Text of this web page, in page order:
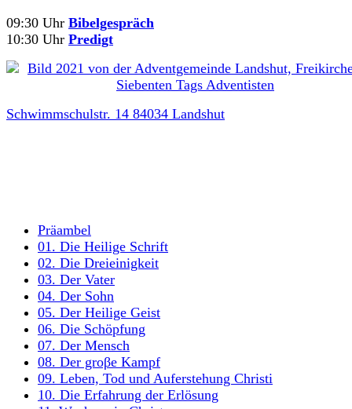
09:30 Uhr Bibelgespräch
10:30 Uhr Predigt
Schwimmschulstr. 14 84034 Landshut
Präambel
01. Die Heilige Schrift
02. Die Dreieinigkeit
03. Der Vater
04. Der Sohn
05. Der Heilige Geist
06. Die Schöpfung
07. Der Mensch
08. Der groβe Kampf
09. Leben, Tod und Auferstehung Christi
10. Die Erfahrung der Erlösung